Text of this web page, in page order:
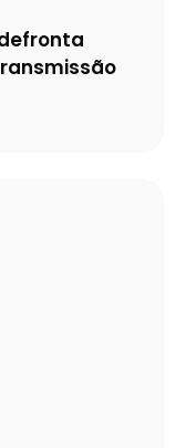
defronta